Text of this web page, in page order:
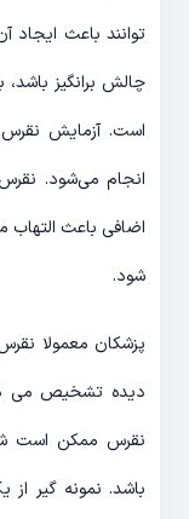
توانند باعث
چالش برانگیز
است. آزمایش
انجام می‌شود.
اضافی باعث
شود.
پزشکان معمولا
دیده تشخیص می
نقرس ممکن است
باشد. نمونه گیر